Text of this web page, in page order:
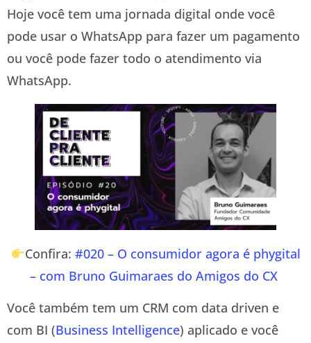
Hoje você tem uma jornada digital onde você
pode usar o WhatsApp para fazer um pagamento
ou você pode fazer todo o atendimento via
WhatsApp.
Confira: #020 – O consumidor agora é phygital
– com Bruno Guimaraes do Amigos do CX
Você também tem um CRM com data driven e
com BI (Business Intelligence) aplicado e você